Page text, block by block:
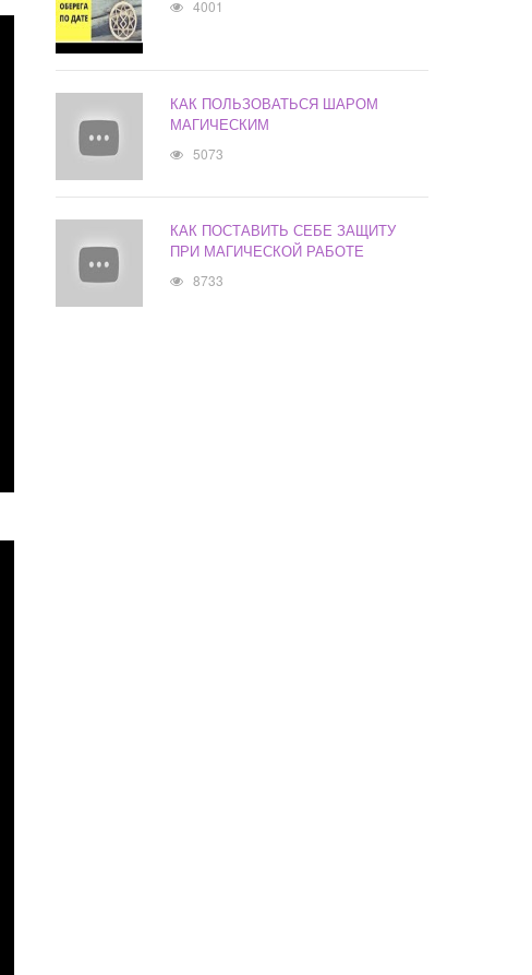
4001
КАК ПОЛЬЗОВАТЬСЯ ШАРОМ
МАГИЧЕСКИМ
5073
КАК ПОСТАВИТЬ СЕБЕ ЗАЩИТУ
ПРИ МАГИЧЕСКОЙ РАБОТЕ
8733